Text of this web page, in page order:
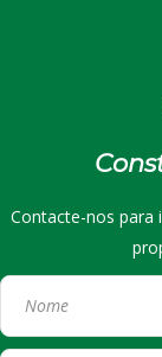
Contacte-nos para